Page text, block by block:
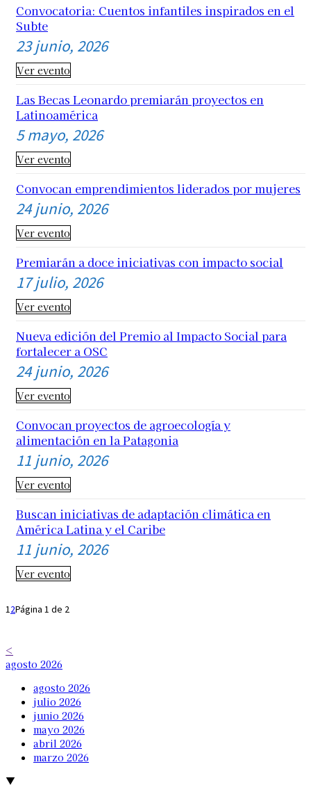
Convocatoria: Cuentos infantiles inspirados en el
Subte
23 junio, 2026
Ver evento
Las Becas Leonardo premiarán proyectos en
Latinoamérica
5 mayo, 2026
Ver evento
Convocan emprendimientos liderados por mujeres
24 junio, 2026
Ver evento
Premiarán a doce iniciativas con impacto social
17 julio, 2026
Ver evento
Nueva edición del Premio al Impacto Social para
fortalecer a OSC
24 junio, 2026
Ver evento
Convocan proyectos de agroecología y
alimentación en la Patagonia
11 junio, 2026
Ver evento
Buscan iniciativas de adaptación climática en
América Latina y el Caribe
11 junio, 2026
Ver evento
1 2Página 1 de 2
<
agosto 2026
agosto 2026
julio 2026
junio 2026
mayo 2026
abril 2026
marzo 2026
▼